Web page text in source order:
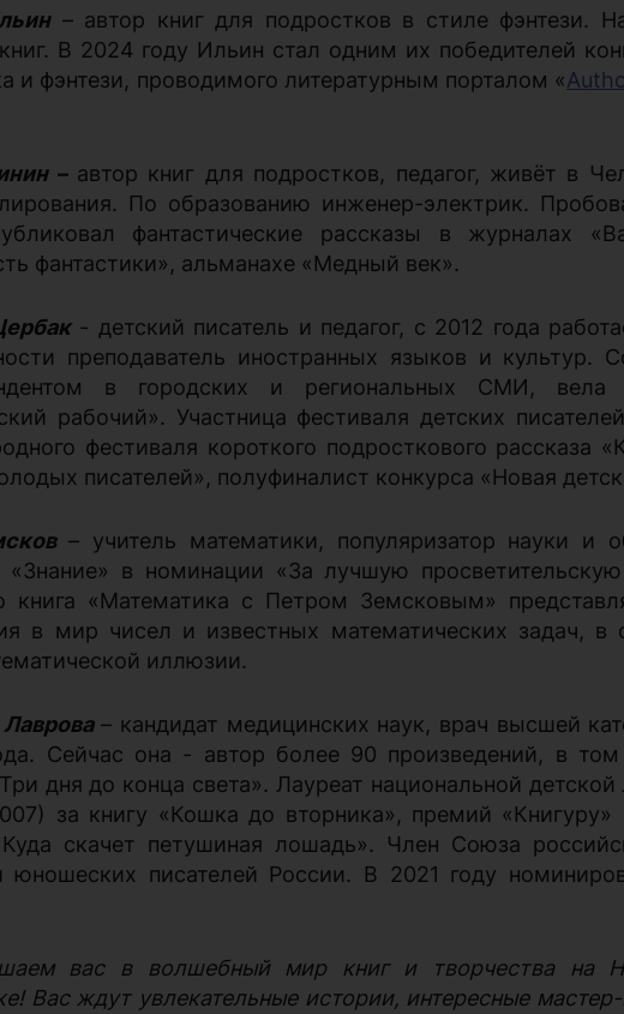
– автор книг для подростков в стиле фэнтези.
В 2024 году Ильин стал одним их победителей
и фэнтези, проводимого литературным порталом «
– автор книг для подростков, педагог, живёт в
По образованию инженер-электрик.
фантастические рассказы в журналах
фантастики», альманахе «Медный век».
- детский писатель и педагог, с 2012 года
преподаватель иностранных языков и
в городских и региональных СМИ, вела
рабочий». Участница фестиваля детских
фестиваля короткого подросткового рассказа
писателей», полуфиналист конкурса «Новая
– учитель математики, популяризатор науки и
«Знание» в номинации «За лучшую просветительскую
книга «Математика с Петром Земсковым»
в мир чисел и известных математических задач, в
иллюзии.
– кандидат медицинских наук, врач высшей
Сейчас она - автор более 90 произведений, в том
дня до конца света». Лауреат национальной
за книгу «Кошка до вторника», премий
скачет петушиная лошадь». Член Союза
юношеских писателей России. В 2021 году
вас в волшебный мир книг и творчества на
Вас ждут увлекательные истории, интересные